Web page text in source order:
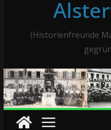
(Historienfreunde